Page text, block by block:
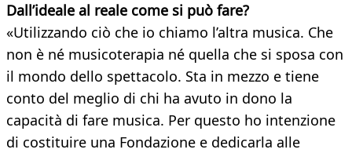
Dall’ideale al reale come si può fare?
«Utilizzando ciò che io chiamo l’altra musica. Che
non è né musicoterapia né quella che si sposa con
il mondo dello spettacolo. Sta in mezzo e tiene
conto del meglio di chi ha avuto in dono la
capacità di fare musica. Per questo ho intenzione
di costituire una Fondazione e dedicarla alle